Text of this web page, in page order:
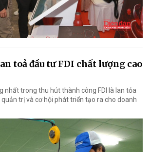
toả đầu tư FDI chất lượng cao
nhất trong thu hút thành công FDI là lan tỏa
trị và cơ hội phát triển tạo ra cho doanh